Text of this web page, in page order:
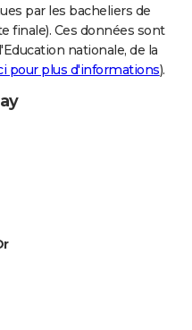
par les bacheliers de
finale). Ces données sont
nationale, de la
pour plus d'informations).